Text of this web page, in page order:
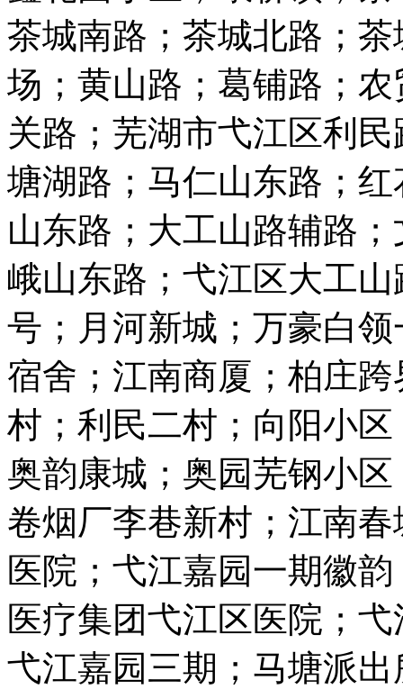
茶城南路；茶城北路；
场；黄山路；葛铺路；
关路；芜湖市弋江区利
塘湖路；马仁山东路；
山东路；大工山路辅路
峨山东路；弋江区大工
号；月河新城；万豪白
宿舍；江南商厦；柏庄
村；利民二村；向阳小
奥韵康城；奥园芜钢小
卷烟厂李巷新村；江南
医院；弋江嘉园一期徽
医疗集团弋江区医院；
弋江嘉园三期；马塘派